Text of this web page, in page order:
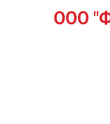
ООО